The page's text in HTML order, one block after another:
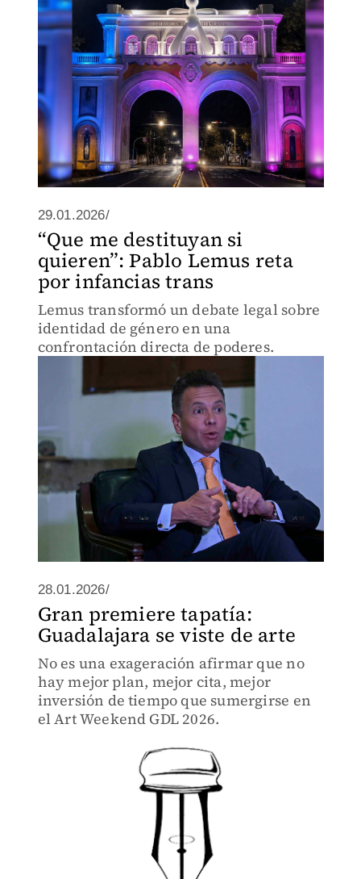
29.01.2026/
“Que me destituyan si
quieren”: Pablo Lemus reta
por infancias trans
Lemus transformó un debate legal sobre
identidad de género en una
confrontación directa de poderes.
28.01.2026/
Gran premiere tapatía:
Guadalajara se viste de arte
No es una exageración afirmar que no
hay mejor plan, mejor cita, mejor
inversión de tiempo que sumergirse en
el Art Weekend GDL 2026.